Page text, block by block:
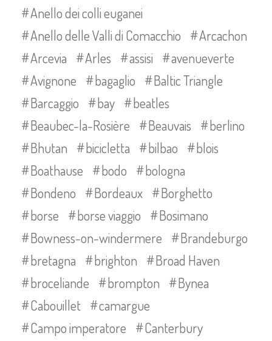
Anello dei colli euganei
Anello delle Valli di Comacchio
Arcachon
Arcevia
Arles assisi
avenueverte
Avignone
bagaglio
Baltic Triangle
Barcaggio
bay
beatles
Beaubec-la-Rosière
Beauvais
berlino
Bhutan
bicicletta bilbao
blois
Boathause
bodo
bologna
Bondeno
Bordeaux
Borghetto
borse
borse viaggio
Bosimano
Bowness-on-windermere
Brandeburgo
bretagna
brighton
Broad Haven
broceliande
brompton
Bynea
Cabouillet
camargue
Campo imperatore
Canterbury